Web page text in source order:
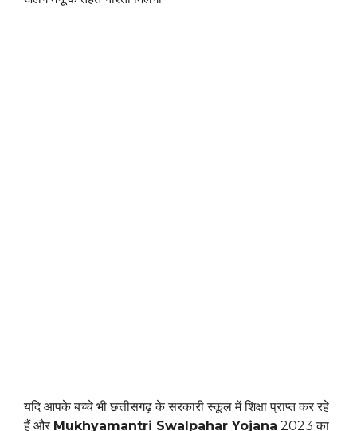
यदि आपके बच्चे भी छत्तीसगढ़ के सरकारी स्कूल में शिक्षा प्राप्त कर रहे
हैं और Mukhyamantri Swalpahar Yojana 2023 का